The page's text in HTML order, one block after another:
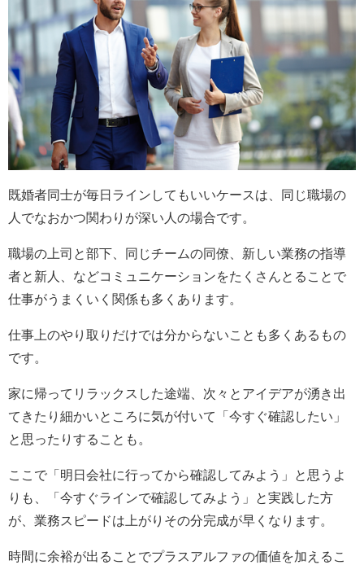
既婚者同士が毎日ラインしてもいいケースは、同じ職場の
人でなおかつ関わりが深い人の場合です。
職場の上司と部下、同じチームの同僚、新しい業務の指導
者と新人、などコミュニケーションをたくさんとることで
仕事がうまくいく関係も多くあります。
仕事上のやり取りだけでは分からないことも多くあるもの
です。
家に帰ってリラックスした途端、次々とアイデアが湧き出
てきたり細かいところに気が付いて「今すぐ確認したい」
と思ったりすることも。
ここで「明日会社に行ってから確認してみよう」と思うよ
りも、「今すぐラインで確認してみよう」と実践した方
が、業務スピードは上がりその分完成が早くなります。
時間に余裕が出ることでプラスアルファの価値を加えるこ